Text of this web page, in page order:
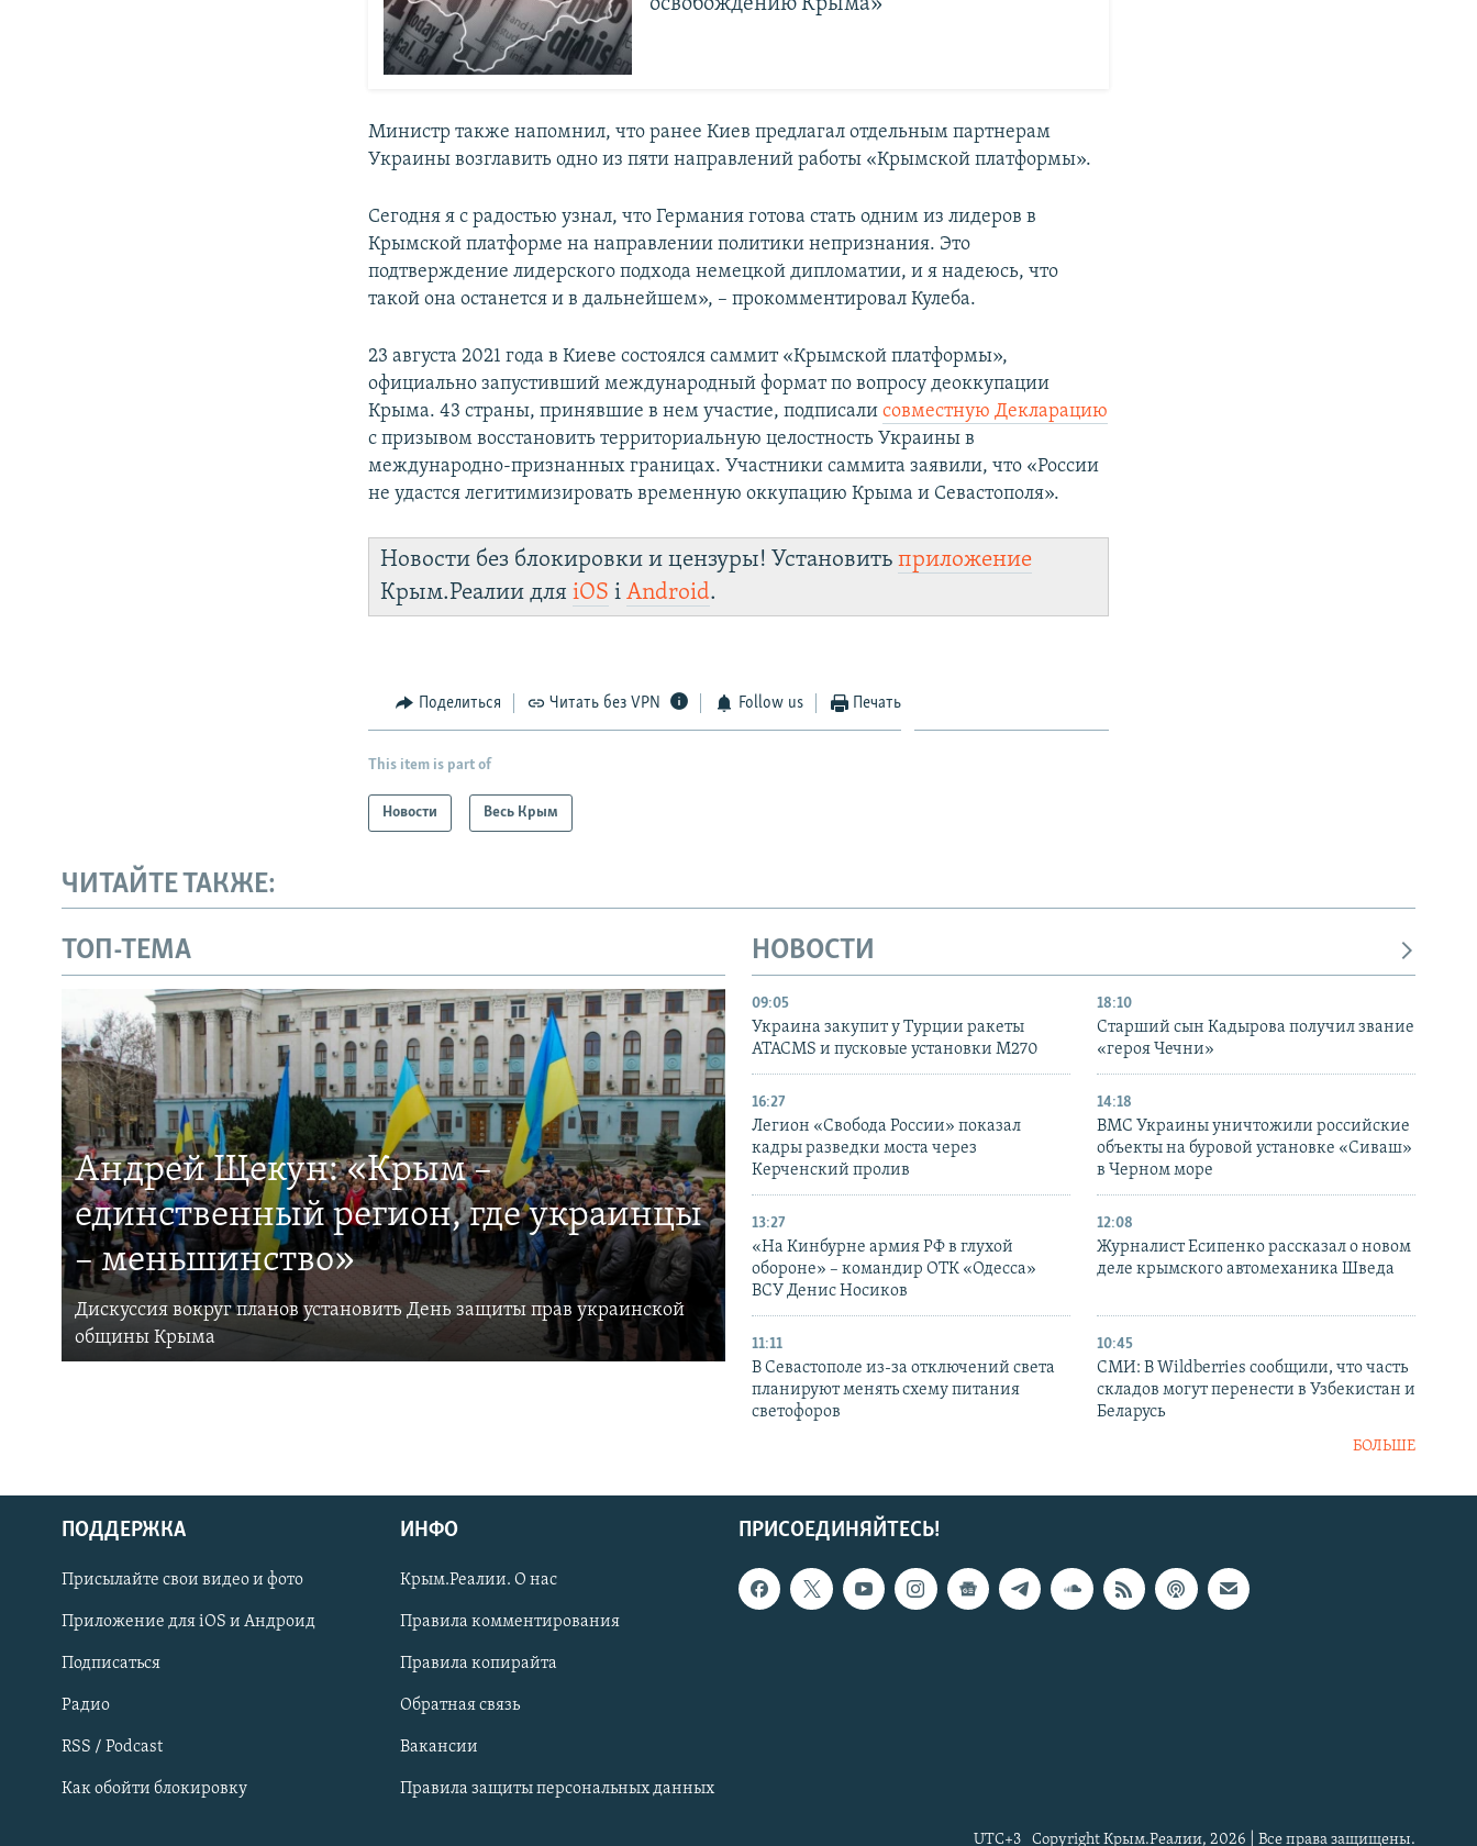
Українською
Qırımtatar
ПРИСОЕДИНЯЙТЕСЬ!
освобождению Крыма»
Министр также напомнил, что ранее Киев предлагал отдельным партнерам
Украины возглавить одно из пяти направлений работы «Крымской платформы».
Сегодня я с радостью узнал, что Германия готова стать одним из лидеров в
Крымской платформе на направлении политики непризнания. Это
подтверждение лидерского подхода немецкой дипломатии, и я надеюсь, что
такой она останется и в дальнейшем», – прокомментировал Кулеба.
23 августа 2021 года в Киеве состоялся саммит «Крымской платформы»,
официально запустивший международный формат по вопросу деоккупации
Крыма. 43 страны, принявшие в нем участие, подписалисовместную Декларацию
с призывом восстановить территориальную целостность Украины в
международно-признанных границах. Участники саммита заявили, что «России
не удастся легитимизировать временную оккупацию Крыма и Севастополя».
Новости без блокировки и цензуры! Установитьприложение
Крым.Реалии дляiOS іAndroid.
Поделиться Читать без VPN Follow us Печать
This item is part of
Новости Весь Крым
ЧИТАЙТЕ ТАКЖЕ:
ТОП-ТЕМА
Андрей Щекун: «Крым –
единственный регион, где украинцы
– меньшинство»
Дискуссия вокруг планов установить День защиты прав украинской
общины Крыма
НОВОСТИ
09:05
Украина закупит у Турции ракеты
ATACMS и пусковые установки M270
18:10
Старший сын Кадырова получил звание
«героя Чечни»
16:27
Легион «Свобода России» показал
кадры разведки моста через
Керченский пролив
14:18
ВМС Украины уничтожили российские
объекты на буровой установке «Сиваш»
в Черном море
13:27
«На Кинбурне армия РФ в глухой
обороне» – командир ОТК «Одесса»
ВСУ Денис Носиков
12:08
Журналист Есипенко рассказал о новом
деле крымского автомеханика Шведа
11:11
В Севастополе из-за отключений света
планируют менять схему питания
светофоров
10:45
СМИ: В Wildberries сообщили, что часть
складов могут перенести в Узбекистан и
Беларусь
БОЛЬШЕ
ПРИСОЕДИНЯЙТЕСЬ!
ПОДДЕРЖКА
Присылайте свои видео и фото
Приложение для iOS и Андроид
Подписаться
Радио
RSS / Podcast
Как обойти блокировку
ИНФО
Крым.Реалии. О нас
Правила комментирования
Правила копирайта
Обратная связь
Вакансии
Правила защиты персональных данных
Copyright Крым.Реалии, 2026 | Все права защищены.
UTC+3